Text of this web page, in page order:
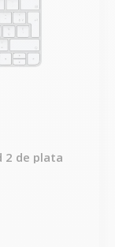
2 de plata